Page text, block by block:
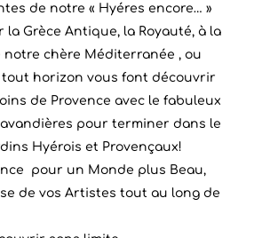
de notre « Hyéres encore… »
Grèce Antique, la Royauté, à la
notre chère Méditerranée , ou
horizon vous font découvrir
de Provence avec le fabuleux
pour terminer dans le
Hyérois et Provençaux!
pour un Monde plus Beau,
de vos Artistes tout au long de